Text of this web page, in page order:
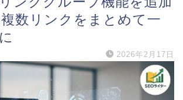
数リンクをまとめて一
2026年2月17日